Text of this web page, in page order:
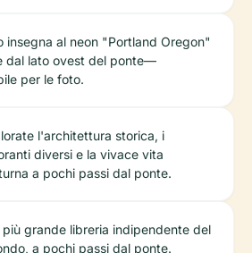
insegna al neon "Portland Oregon"
dal lato ovest del ponte—
per le foto.
l'architettura storica, i
diversi e la vivace vita
a pochi passi dal ponte.
più grande libreria indipendente del
a pochi passi dal ponte.